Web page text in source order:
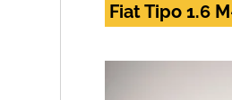
Fiat Tipo 1.6